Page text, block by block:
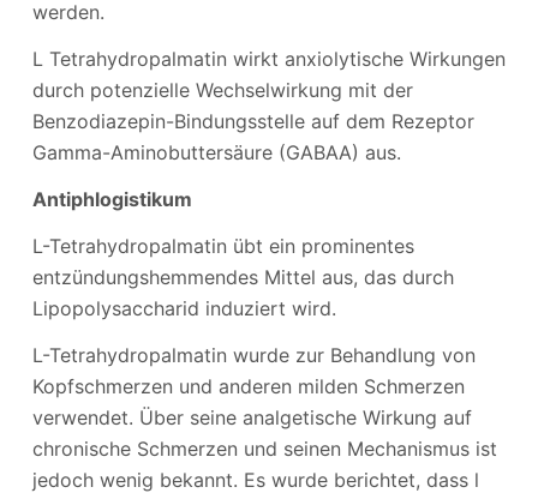
werden.
L Tetrahydropalmatin wirkt anxiolytische Wirkungen
durch potenzielle Wechselwirkung mit der
Benzodiazepin-Bindungsstelle auf dem Rezeptor
Gamma-Aminobuttersäure (GABAA) aus.
Antiphlogistikum
L-Tetrahydropalmatin übt ein prominentes
entzündungshemmendes Mittel aus, das durch
Lipopolysaccharid induziert wird.
L-Tetrahydropalmatin wurde zur Behandlung von
Kopfschmerzen und anderen milden Schmerzen
verwendet. Über seine analgetische Wirkung auf
chronische Schmerzen und seinen Mechanismus ist
jedoch wenig bekannt. Es wurde berichtet, dass l